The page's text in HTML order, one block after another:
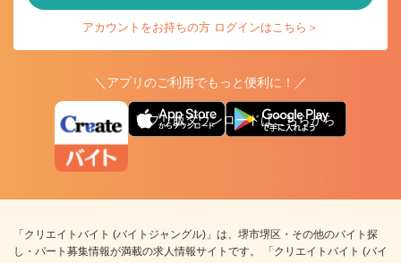
アカウントをお持ちの方 ログインはこちら＞
＼アプリのご利用でもっと便利に！／
アプリ版ダウンロードはこちらから
「クリエイトバイト (バイトジャングル)」は、堺市堺区・その他のバイト探
し・パート募集情報が満載の求人情報サイトです。 「クリエイトバイト (バイ